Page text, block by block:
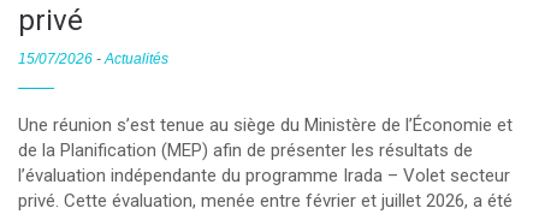
privé
15/07/2026 -Actualités
Une réunion s’est tenue au siège du Ministère de l’Économie et
de la Planification (MEP) afin de présenter les résultats de
l’évaluation indépendante du programme Irada – Volet secteur
privé. Cette évaluation, menée entre février et juillet 2026, a été